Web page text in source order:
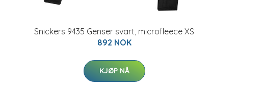
Snickers 9435 Genser svart, microfleece XS
892 NOK
KJØP NÅ